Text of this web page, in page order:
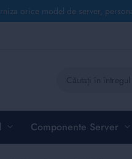
orice model de server,
Componente Server